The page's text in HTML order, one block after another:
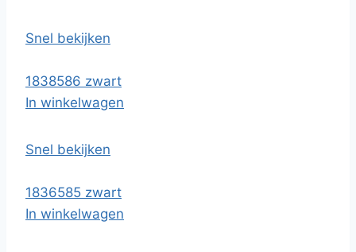
Snel bekijken
1838586 zwart
In winkelwagen
Snel bekijken
1836585 zwart
In winkelwagen